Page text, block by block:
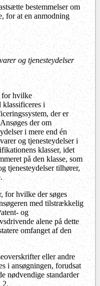
bestemmelser om
for at en anmodning
og tjenesteydelser
for hvilke
klassificeres i
der er
der om
i mere end én
og tjenesteydelser i
klasser, idet
på den klasse, som
tjenesteydelser tilhører,
for hvilke der søges
med tilstrækkelig
og
alene på dette
omfanget af den
eller andre
i ansøgningen, forudsat
nødvendige standarder
2.